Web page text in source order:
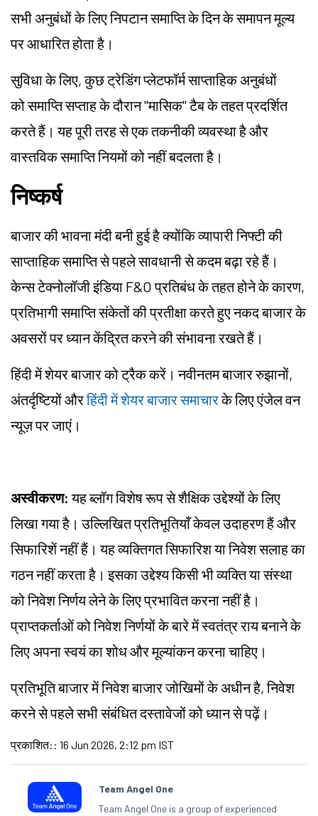
सभी अनुबंधों के लिए निपटान समाप्ति के दिन के समापन मूल्य
पर आधारित होता है।
सुविधा के लिए, कुछ ट्रेडिंग प्लेटफॉर्म साप्ताहिक अनुबंधों
को समाप्ति सप्ताह के दौरान "मासिक" टैब के तहत प्रदर्शित
करते हैं। यह पूरी तरह से एक तकनीकी व्यवस्था है और
वास्तविक समाप्ति नियमों को नहीं बदलता है।
निष्कर्ष
बाजार की भावना मंदी बनी हुई है क्योंकि व्यापारी निफ्टी की
साप्ताहिक समाप्ति से पहले सावधानी से कदम बढ़ा रहे हैं।
केन्स टेक्नोलॉजी इंडिया F&O प्रतिबंध के तहत होने के कारण,
प्रतिभागी समाप्ति संकेतों की प्रतीक्षा करते हुए नकद बाजार के
अवसरों पर ध्यान केंद्रित करने की संभावना रखते हैं।
हिंदी में शेयर बाजार को ट्रैक करें। नवीनतम बाजार रुझानों,
अंतर्दृष्टियों औरहिंदी में शेयर बाजार समाचारके लिए एंजेल वन
न्यूज़ पर जाएं।
अस्वीकरण: यह ब्लॉग विशेष रूप से शैक्षिक उद्देश्यों के लिए
लिखा गया है। उल्लिखित प्रतिभूतियाँ केवल उदाहरण हैं और
सिफारिशें नहीं हैं। यह व्यक्तिगत सिफारिश या निवेश सलाह का
गठन नहीं करता है। इसका उद्देश्य किसी भी व्यक्ति या संस्था
को निवेश निर्णय लेने के लिए प्रभावित करना नहीं है।
प्राप्तकर्ताओं को निवेश निर्णयों के बारे में स्वतंत्र राय बनाने के
लिए अपना स्वयं का शोध और मूल्यांकन करना चाहिए।
प्रतिभूति बाजार में निवेश बाजार जोखिमों के अधीन है, निवेश
करने से पहले सभी संबंधित दस्तावेजों को ध्यान से पढ़ें।
प्रकाशित: : 16 Jun 2026, 2:12 pm IST
Team Angel One
Team Angel One is a group of experienced